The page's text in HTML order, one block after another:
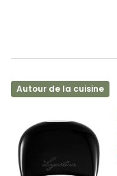
Autour de la cuisine